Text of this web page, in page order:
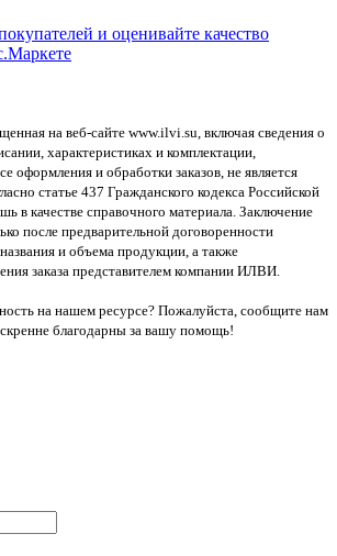
на веб-сайте www.ilvi.su, включая сведения о
характеристиках и комплектации,
оформления и обработки заказов, не является
статье 437 Гражданского кодекса Российской
в качестве справочного материала. Заключение
после предварительной договоренности
и объема продукции, а также
заказа представителем компании ИЛВИ.
на нашем ресурсе? Пожалуйста, сообщите нам
благодарны за вашу помощь!